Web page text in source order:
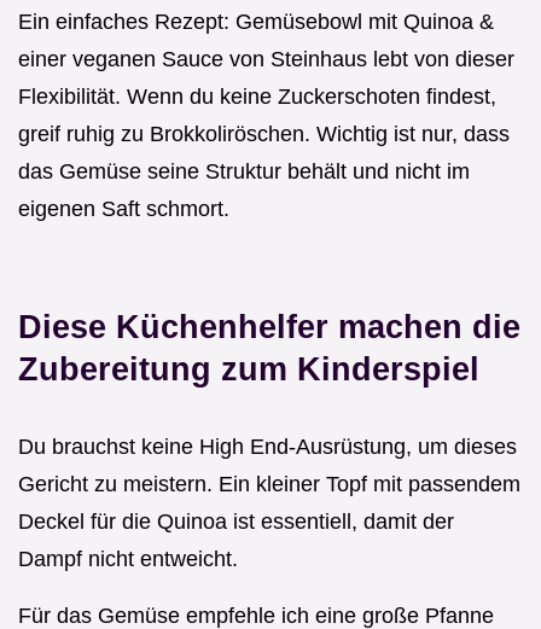
Ein einfaches Rezept: Gemüsebowl mit Quinoa &
einer veganen Sauce von Steinhaus lebt von dieser
Flexibilität. Wenn du keine Zuckerschoten findest,
greif ruhig zu Brokkoliröschen. Wichtig ist nur, dass
das Gemüse seine Struktur behält und nicht im
eigenen Saft schmort.
Diese Küchenhelfer machen die
Zubereitung zum Kinderspiel
Du brauchst keine High End-Ausrüstung, um dieses
Gericht zu meistern. Ein kleiner Topf mit passendem
Deckel für die Quinoa ist essentiell, damit der
Dampf nicht entweicht.
Für das Gemüse empfehle ich eine große Pfanne